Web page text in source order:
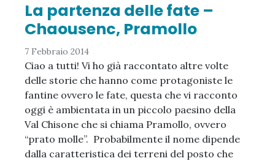
La partenza delle fate –
Chaousenc, Pramollo
7 Febbraio 2014
Ciao a tutti! Vi ho già raccontato altre volte
delle storie che hanno come protagoniste le
fantine ovvero le fate, questa che vi racconto
oggi è ambientata in un piccolo paesino della
Val Chisone che si chiama Pramollo, ovvero
“prato molle”. Probabilmente il nome dipende
dalla caratteristica dei terreni del posto che